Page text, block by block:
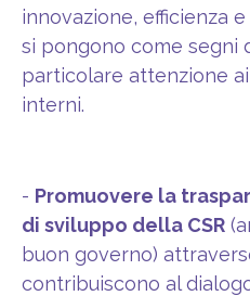
innovazione, efficienza
si pongono come segni
particolare attenzione
interni.
- Promuovere la
di sviluppo della CSR
buon governo)
contribuiscono al